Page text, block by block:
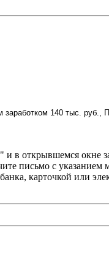
году
и в открывшемся окне
письмо с указанием
карточкой или